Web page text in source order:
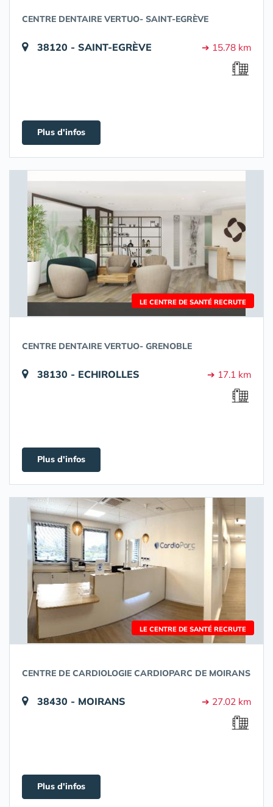
CENTRE DENTAIRE VERTUO- SAINT-EGRÈVE
38120 - SAINT-EGRÈVE ➔ 15.78 km
Plus d'infos
LE CENTRE DE SANTÉ RECRUTE
CENTRE DENTAIRE VERTUO- GRENOBLE
38130 - ECHIROLLES ➔ 17.1 km
Plus d'infos
LE CENTRE DE SANTÉ RECRUTE
CENTRE DE CARDIOLOGIE CARDIOPARC DE MOIRANS
38430 - MOIRANS ➔ 27.02 km
Plus d'infos